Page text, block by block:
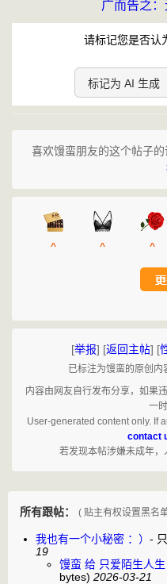
广而告之
请标记您是否认
标记为 AI 生成
喜欢馒蛮朋友的这个帖子
^ ^ ^
[举报] [返回主帖] [
已标注为馒蛮的原创内
内容由网友自行发布分享，如果
一
User-generated content only. If
contact
若发现本帖涉嫌未成年，
所有跟帖： ( 贴主有权设置黑名
我也有一个小秘密 ：） -
19
馒蛮 给 只爱陌生人生
bytes) 2026-03-21